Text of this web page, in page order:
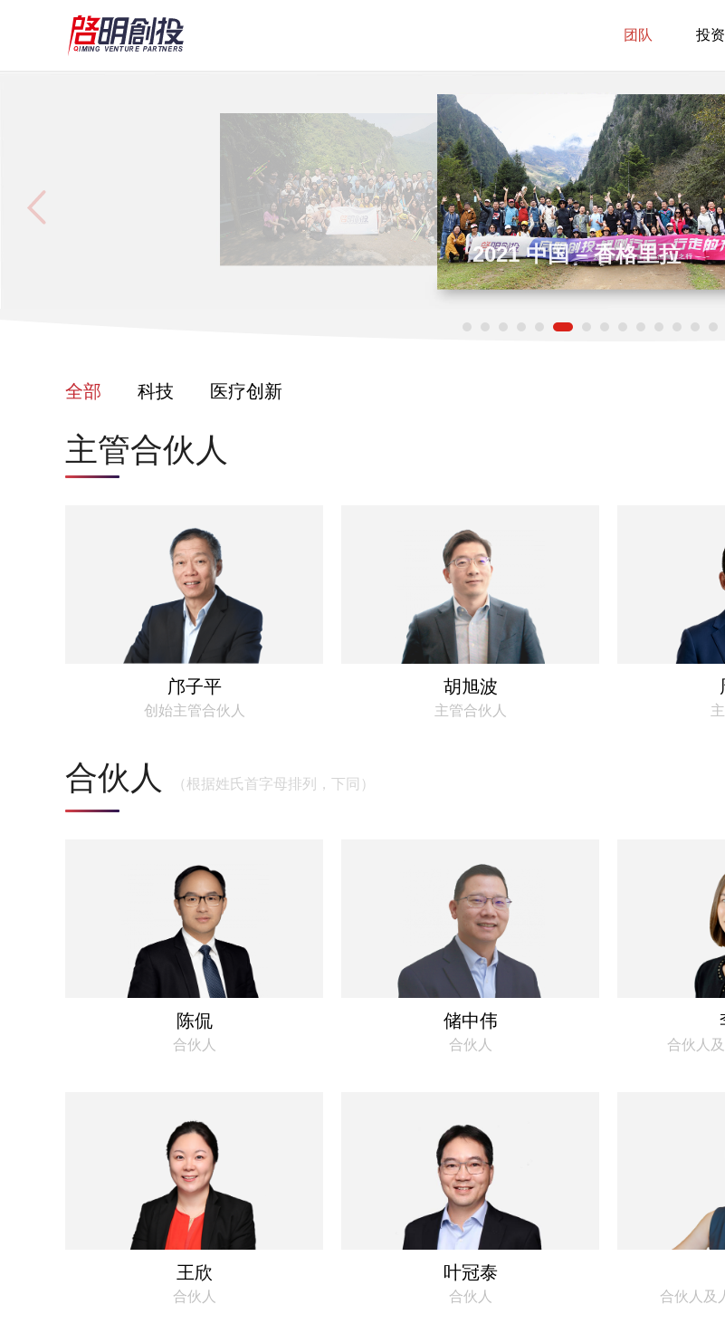
团队 投
我们有一支由创始人、企业家、科学家、工程师、医生、咨询顾问、
成的专业投资人团队，对建立并运营一家企业拥有丰富的经验，并
享其所亲历和见证的成功与失败。
2021 中国 – 香格里拉
2019中国 - 敦煌
我们有一支由创始人、企业家、科学家、工程师、医生、
成的专业投资人团队，对建立并运营一家企业拥有丰富的
享其所亲历和见证的成功与失败。
全部 科技 医疗创新
主管合伙人
邝子平
创始主管合伙人
胡旭波
主管合伙人
合伙人 （根据姓氏首字母排列，下同）
陈侃
合伙人
储中伟
合伙人 合伙人
王欣
合伙人
叶冠泰
合伙人 合伙人及